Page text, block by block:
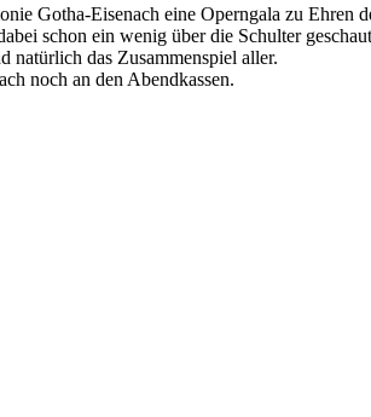
Gotha-Eisenach eine Operngala zu Ehren
schon ein wenig über die Schulter
natürlich das Zusammenspiel aller.
noch an den Abendkassen.